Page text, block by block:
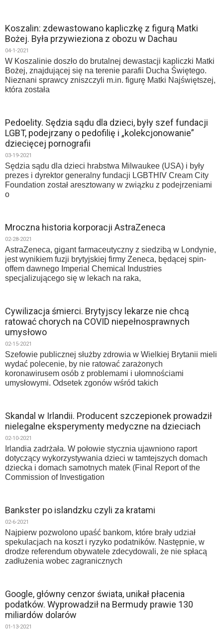
Koszalin: zdewastowano kapliczkę z figurą Matki
Bożej. Była przywieziona z obozu w Dachau
04-1-2021
W Koszalinie doszło do brutalnej dewastacji kapliczki Matki
Bożej, znajdującej się na terenie parafii Ducha Świętego.
Nieznani sprawcy zniszczyli m.in. figurę Matki Najświętszej,
która została
Pedoelity. Sędzia sądu dla dzieci, były szef fundacji
LGBT, podejrzany o pedofilię i „kolekcjonowanie”
dziecięcej pornografii
03-19-2021
Sędzia sądu dla dzieci hrabstwa Milwaukee (USA) i były
prezes i dyrektor generalny fundacji LGBTHIV Cream City
Foundation został aresztowany w związku z podejrzeniami
o
Mroczna historia korporacji AstraZeneca
02-28-2021
AstraZeneca, gigant farmaceutyczny z siedzibą w Londynie,
jest wynikiem fuzji brytyjskiej firmy Zeneca, będącej spin-
offem dawnego Imperial Chemical Industries
specjalizującego się w lekach na raka,
Cywilizacja śmierci. Brytyjscy lekarze nie chcą
ratować chorych na COVID niepełnosprawnych
umysłowo
02-15-2021
Szefowie publicznej służby zdrowia w Wielkiej Brytanii mieli
wydać polecenie, by nie ratować zarażonych
koronawirusem osób z problemami i ułomnościami
umysłowymi. Odsetek zgonów wśród takich
Skandal w Irlandii. Producent szczepionek prowadził
nielegalne eksperymenty medyczne na dzieciach
02-10-2021
Irlandia zadrżała. W połowie stycznia ujawniono raport
dotyczący wykorzystywania dzieci w tamtejszych domach
dziecka i domach samotnych matek (Final Report of the
Commission of Investigation
Bankster po islandzku czyli za kratami
02-6-2021
Najpierw pozwolono upaść bankom, które brały udział
spekulacjach na koszt i ryzyko podatników. Następnie, w
drodze referendum obywatele zdecydowali, że nie spłacą
zadłużenia wobec zagranicznych
Google, główny cenzor świata, unikał płacenia
podatków. Wyprowadził na Bermudy prawie 130
miliardów dolarów
01-13-2021